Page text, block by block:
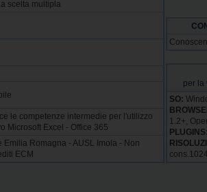
scelta multipla
le competenze intermedie per l'utilizzo
Microsoft Excel - Office 365
Emilia Romagna - AUSL Imola - Non
ECM
per la
SO:
1.2+,
PLUGINS: